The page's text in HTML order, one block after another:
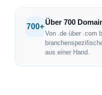
700+
Über 700
Von .de über .com
aus einer Hand.